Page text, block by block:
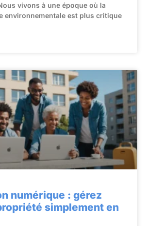
vivons à une époque où la
environnementale est plus critique
numérique : gérez
simplement en